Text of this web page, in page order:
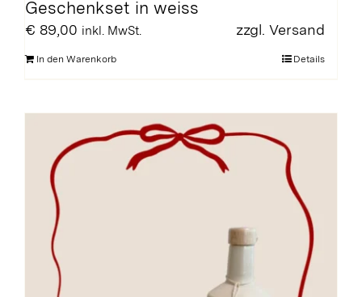
Geschenkset in weiss
€ 89,00 inkl. MwSt. zzgl. Versand
In den Warenkorb Details